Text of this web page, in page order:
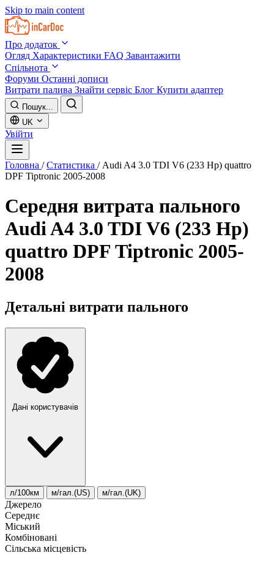
Skip to main content
Про додаток
Огляд Характеристики FAQ Завантажити
Спільнота
Форуми Останні дописи
Витрати палива Знайти сервіс Блог Купити адаптер
Пошук...
UK
Увійти
Головна / Статистика / Audi A4 3.0 TDI V6 (233 Hp) quattro
DPF Tiptronic 2005-2008
Середня витрата пального
Audi A4 3.0 TDI V6 (233 Hp)
quattro DPF Tiptronic 2005-
2008
Детальні витрати пального
Дані користувачів
л/100км м/гал.(US) м/гал.(UK)
Джерело
Середнє
Міський
Комбіновані
Сільська місцевість